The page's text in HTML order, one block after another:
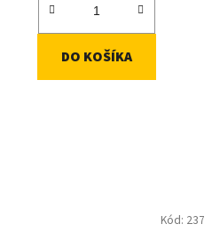
DO KOŠÍKA
Kód: 237